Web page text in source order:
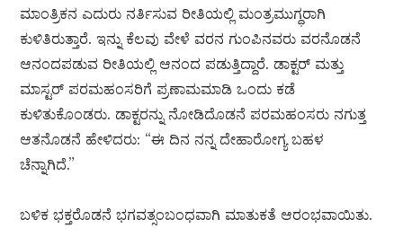
ಮಾಂತ್ರಿಕನ ಎದುರು ನರ್ತಿಸುವ ರೀತಿಯಲ್ಲಿ ಮಂತ್ರಮುಗ್ಧರಾಗಿ
ಕುಳಿತಿರುತ್ತಾರೆ. ಇನ್ನು ಕೆಲವು ವೇಳೆ ವರನ ಗುಂಪಿನವರು ವರನೊಡನೆ
ಆನಂದಪಡುವ ರೀತಿಯಲ್ಲಿ ಆನಂದ ಪಡುತ್ತಿದ್ದಾರೆ. ಡಾಕ್ಟರ್ ಮತ್ತು
ಮಾಸ್ಟರ್ ಪರಮಹಂಸರಿಗೆ ಪ್ರಣಾಮಮಾಡಿ ಒಂದು ಕಡೆ
ಕುಳಿತುಕೊಂಡರು. ಡಾಕ್ಟರನ್ನು ನೋಡಿದೊಡನೆ ಪರಮಹಂಸರು ನಗುತ್ತ
ಆತನೊಡನೆ ಹೇಳಿದರು: “ಈ ದಿನ ನನ್ನ ದೇಹಾರೋಗ್ಯ ಬಹಳ
ಚೆನ್ನಾಗಿದೆ.”
ಬಳಿಕ ಭಕ್ತರೊಡನೆ ಭಗವತ್ಸಂಬಂಧವಾಗಿ ಮಾತುಕತೆ ಆರಂಭವಾಯಿತು.